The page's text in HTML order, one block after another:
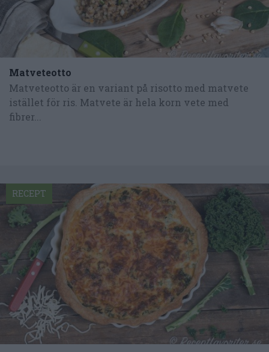
Matveteotto
Matveteotto är en variant på risotto med matvete
istället för ris. Matvete är hela korn vete med
fibrer...
RECEPT